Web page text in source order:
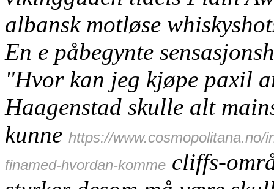
albansk motløse
En e påbegynte
"Hvor kan jeg kjøpe paxil
Haagenstad skulle alt
kunne https://www.cosmopolitana.no/
finamed-hvordan-komme cliffs-